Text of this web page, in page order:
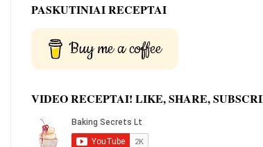
PASKUTINIAI RECEPTAI
Buy me a coffee
VIDEO RECEPTAI! LIKE, SHARE,